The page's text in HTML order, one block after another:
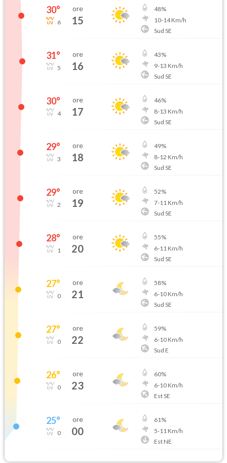
30°
6
ore
15
48%
10-14Km/h
Sud SE
31°
5
ore
16
43%
9-13 Km/h
Sud SE
30°
4
ore
17
46%
8-13 Km/h
Sud SE
29°
3
ore
18
49%
8-12 Km/h
Sud SE
29°
2
ore
19
52%
7-11 Km/h
Sud SE
28°
1
ore
20
55%
6-11 Km/h
Sud SE
27°
0
ore
21
58%
6-10Km/h
Sud SE
27°
0
ore
22
59%
6-10Km/h
Sud E
26°
0
ore
23
60%
6-10Km/h
Est SE
25°
0
ore
00
61%
5-11 Km/h
Est NE